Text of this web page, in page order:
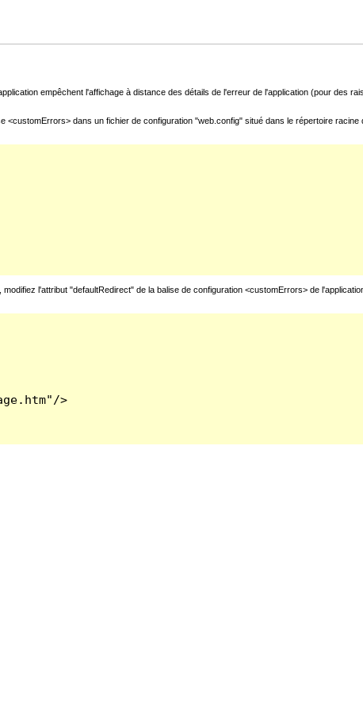
empêchent l'affichage à distance des détails de l'erreur de l'application (pour des
dans un fichier de configuration "web.config" situé dans le répertoire racine
l'attribut "defaultRedirect" de la balise de configuration <customErrors> de
>